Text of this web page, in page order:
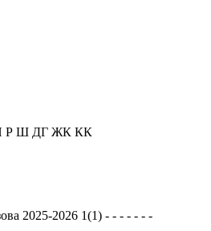
Р Ш ДГ ЖК КК
2025-2026 1(1) - - - - - - -